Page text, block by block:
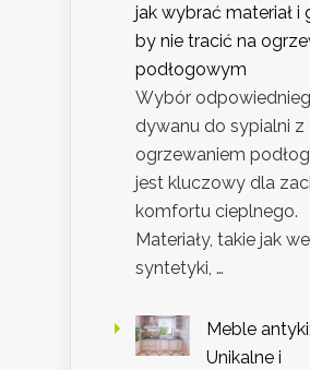
jak wybrać materiał i
by nie tracić na
podłogowym
Wybór
dywanu do sypialni z
ogrzewaniem
jest kluczowy dla
komfortu cieplnego.
Materiały, takie jak
syntetyki, …
Meble antyki:
Unikalne i